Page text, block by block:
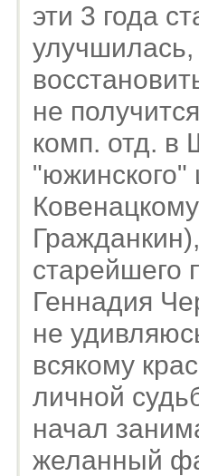
эти 3 года
не
комп. отд. в
"южинского"
старейшего
Геннадия
не
всякому
личной
начал
желанный